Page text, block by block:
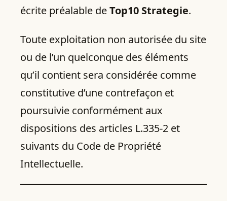
écrite préalable deTop10 Strategie.
Toute exploitation non autorisée du site
ou de l’un quelconque des éléments
qu’il contient sera considérée comme
constitutive d’une contrefaçon et
poursuivie conformément aux
dispositions des articles L.335-2 et
suivants du Code de Propriété
Intellectuelle.